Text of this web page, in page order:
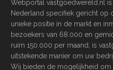
Webportal vastgoedwereld.nl
Nederland specifiek gericht op
unieke positie in de markt en
bezoekers van 68.000 en
ruim 150.000 per maand, is
uitstekende manier om uw
Wij bieden de mogelijkheid